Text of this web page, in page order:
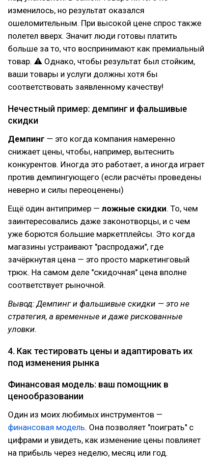
изменилось, но результат оказался
ошеломительным. При высокой цене спрос также
полетел вверх. Значит люди готовы платить
больше за то, что воспринимают как премиальный
товар. ⚠ Однако, чтобы результат был стойким,
ваши товары и услуги должны хотя бы
соответствовать заявленному качеству!
Нечестный пример: демпинг и фальшивые
скидки
Демпинг — это когда компания намеренно
снижает цены, чтобы, например, вытеснить
конкурентов. Иногда это работает, а иногда играет
против демпингующего (если расчёты проведены
неверно и силы переоценены)
Ещё один антипример — ложные скидки. То, чем
заинтересовались даже законотворцы, и с чем
уже борются большие маркетплейсы. Это когда
магазины устраивают "распродажи", где
зачёркнутая цена — это просто маркетинговый
трюк. На самом деле "скидочная" цена вполне
соответствует рыночной.
Вывод: Демпинг и фальшивые скидки — это не
стратегия, а временные и даже рискованные
уловки.
4. Как тестировать цены и адаптировать их
под изменения рынка
Финансовая модель: ваш помощник в
ценообразовании
Один из моих любимых инструментов —
финансовая модель. Она позволяет "поиграть" с
цифрами и увидеть, как изменение цены повлияет
на прибыль через неделю, месяц или год.